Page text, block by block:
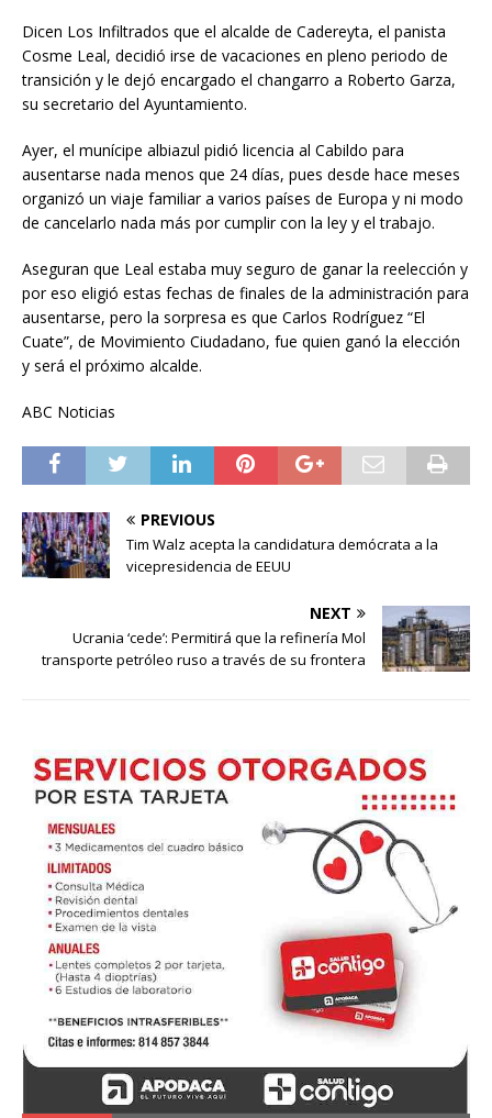
Dicen Los Infiltrados que el alcalde de Cadereyta, el panista
Cosme Leal, decidió irse de vacaciones en pleno periodo de
transición y le dejó encargado el changarro a Roberto Garza,
su secretario del Ayuntamiento.
Ayer, el munícipe albiazul pidió licencia al Cabildo para
ausentarse nada menos que 24 días, pues desde hace meses
organizó un viaje familiar a varios países de Europa y ni modo
de cancelarlo nada más por cumplir con la ley y el trabajo.
Aseguran que Leal estaba muy seguro de ganar la reelección y
por eso eligió estas fechas de finales de la administración para
ausentarse, pero la sorpresa es que Carlos Rodríguez “El
Cuate”, de Movimiento Ciudadano, fue quien ganó la elección
y será el próximo alcalde.
ABC Noticias
PREVIOUS
Tim Walz acepta la candidatura demócrata a la
vicepresidencia de EEUU
NEXT
Ucrania ‘cede’: Permitirá que la refinería Mol
transporte petróleo ruso a través de su frontera